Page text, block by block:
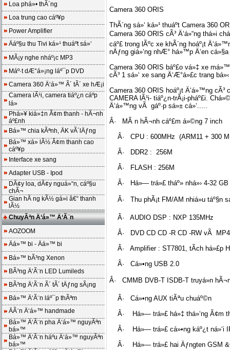
Loa phá»• thÃ´ng
Loa trung cao cáº¥p
Power Amplifier
Äáº§u thu Tivi ká»¹ thuáº­t sá»‘
MÃ¡y nghe nháº¡c MP3
Máº·t dÆ°á»¡ng láº¯p DVD
Camera 360 Ä‘á»™ Ã´ tÃ´ xe hÆ¡i
Camera lÃ¹i, camera tiáº¿n cáº­p
lá»
Phá»¥ kiá»‡n Ã¢m thanh - hÃ¬nh
áº£nh
Bá»™ chia kÃªnh, ÄK vÃ´lÄƒng
Bá»™ xá»­ lÃ½ Ã¢m thanh cao
cáº¥p
Interface xe sang
Adapter USB - Ipod
DÃ¢y loa, dÃ¢y nguá»“n, cáº§u
chÃ¬
Gian hÃ ng kÃ½ gá»­i â€“ thanh
lÃ½
ChuyÃªn Ä‘á»™ Ä‘Ã¨n
AOZOOM
Äá»™ bi - Äá»™ bi
Bá»™ bÃ³ng Xenon
BÃ³ng Ä‘Ã¨n LED Lumileds
BÃ³ng Ä‘Ã¨n Ã´ tÃ´ tÄƒng sÃ¡ng
Bá»™ Ä‘Ã¨n láº¯p thÃªm
ÄÃ¨n Ä‘á»™ handmade
Bá»™ Ä‘Ã¨n pha Ä‘á»™ nguyÃªn
bá»™
Bá»™ Ä‘Ã¨n háº­u Ä‘á»™ nguyÃªn
bá»™
Camera 360 ORIS
ThÃ´ng sá»‘ ká»¹ thuáº­t Camera 360
Camera 360 ORIS cÃ³ Ä‘á»“ng thá»i
cáº£ trong lÃºc xe khÃ´ng hoáº¡t
nÄƒng giá»‘ng nhÆ° há»™p Ä‘en cá»§a
Camera 360 ORIS báº£o vá»‡ xe
cÃ³ 1 sá»‘ xe sang Ä‘Æ°á»£c trang
Camera 360 ORIS hoáº¡t Ä‘á»™ng
CAMERA lÃ¹i- tiáº¿n-trÃ¡i-pháº£i.
Ä‘á»™ng vÃ gáº·p sá»± cá»‘.....
Â· MÃ n hÃ¬nh cáº£m á»©ng 7 inch
Â· CPU : 600MHz (ARM11 + 300
Â· DDR2 : 256M
Â· FLASH : 256M
Â· Há»— trá»£ tháº» nhá»› 4-32 GB
Â· Thu phÃ¡t FM/AM nhiá»u táº§n
Â· AUDIO DSP : NXP 135MHz
Â· DVD CD CD -R CD -RW vÃ
Â· Amplifier : ST7801, tÃ­ch há»£p
Â· Cá»•ng USB 2.0
Â· CMMB DVB-T ISDB-T truyá»n
Â· Cá»•ng AUX tiÃªu chuáº©n
Â· Há»— trá»£ há»‡ thá»‘ng Ã¢m
Â· Há»— trá»£ cá»•ng káº¿t ná»‘i
Â· Há»— trá»£ hai Äƒngten GSM